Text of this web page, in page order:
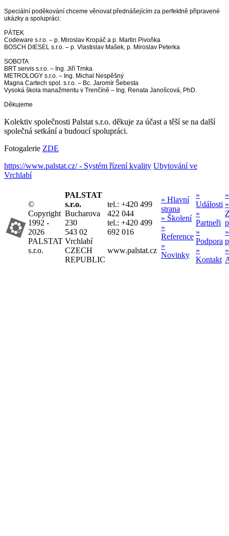
Speciální poděkování chceme věnovat přednášejícím za perfektně připravené
ukázky a spolupráci:
PÁTEK
Codeware s.r.o. – p. Miroslav Kropáč a p. Martin Pivoňka
BOSCH DIESEL s.r.o. – p. Vlastislav Mašek, p. Miroslav Peterka
SOBOTA
BRT servis s.r.o. – Ing. Jiří Trnka
METROLOGY s.r.o. – Ing. Michal Nespěšný
Magna Cartech spol. s.r.o. – Bc. Jaromír Šebesta
Vysoká škola manažmentu v Trenčíně – Ing. Renata Janošcová, PhD.
Děkujeme
Kolektiv společnosti Palstat s.r.o. děkuje za účast a těší se na další
společná setkání a budoucí spolupráci.
Fotogalerie ZDE
https://www.palstat.cz/ - Systém řízení kvality Ubytování ve
Vrchlabí
©
Copyright
1992 -
2026
PALSTAT
s.r.o.
PALSTAT
s.r.o.
Bucharova
230
543 02
Vrchlabí
CZECH
REPUBLIC
tel.: +420 499
422 044
tel.: +420 499
692 016
www.palstat.cz
» Hlavní
strana
» Školení
»
Reference
»
Novinky
»
Události
»
Partneři
»
Podpora
»
Kontakt
»
»